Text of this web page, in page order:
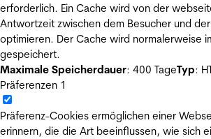
erforderlich. Ein Cache wird von der
Antwortzeit zwischen dem Besucher und
optimieren. Der Cache wird normalerweise
gespeichert.
Maximale Speicherdauer: 400 TageTyp:
Präferenzen 1
Präferenz-Cookies ermöglichen einer
erinnern, die die Art beeinflussen, wie sich